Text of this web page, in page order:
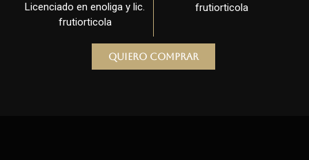
Licenciado en enoliga y lic.
frutiorticola
frutiorticola
Quiero comprar